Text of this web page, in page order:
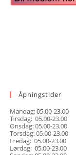
Åpningstider
Mandag: 05.00-23.00
Tirsdag: 05.00-23.00
Onsdag: 05.00-23.00
Torsdag: 05.00-23.00
Fredag: 05.00-23.00
Lørdag: 05.00-23.00